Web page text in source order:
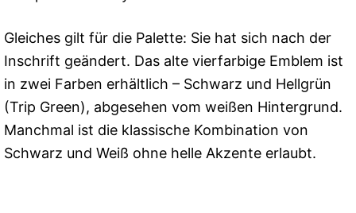
Gleiches gilt für die Palette: Sie hat sich nach der
Inschrift geändert. Das alte vierfarbige Emblem ist
in zwei Farben erhältlich – Schwarz und Hellgrün
(Trip Green), abgesehen vom weißen Hintergrund.
Manchmal ist die klassische Kombination von
Schwarz und Weiß ohne helle Akzente erlaubt.